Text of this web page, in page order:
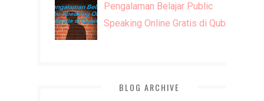
Pengalaman Belajar Public
Speaking Online Gratis di Qubisa
BLOG ARCHIVE